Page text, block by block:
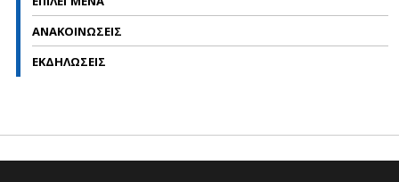
ΑΝΑΚΟΙΝΩΣΕΙΣ
ΕΚΔΗΛΩΣΕΙΣ